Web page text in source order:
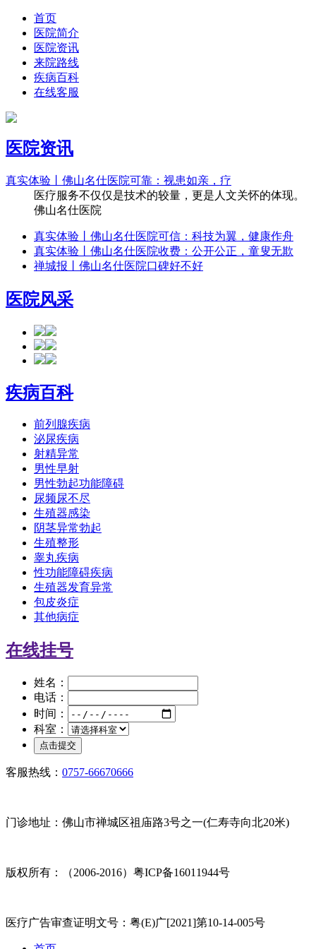
首页
医院简介
医院资讯
来院路线
疾病百科
在线客服
医院资讯
真实体验丨佛山名仕医院可靠：视患如亲，疗
医疗服务不仅仅是技术的较量，更是人文关怀的体现。
佛山名仕医院
真实体验丨佛山名仕医院可信：科技为翼，健康作舟
真实体验丨佛山名仕医院收费：公开公正，童叟无欺
禅城报丨佛山名仕医院口碑好不好
医院风采
疾病百科
前列腺疾病
泌尿疾病
射精异常
男性早射
男性勃起功能障碍
尿频尿不尽
生殖器感染
阴茎异常勃起
生殖整形
睾丸疾病
性功能障碍疾病
生殖器发育异常
包皮炎症
其他病症
在线挂号
姓名：
电话：
时间：
科室：
客服热线： 0757-66670666
门诊地址：佛山市禅城区祖庙路3号之一(仁寿寺向北20米)
版权所有：（2006-2016）粤ICP备16011944号
医疗广告审查证明文号：粤(E)广[2021]第10-14-005号